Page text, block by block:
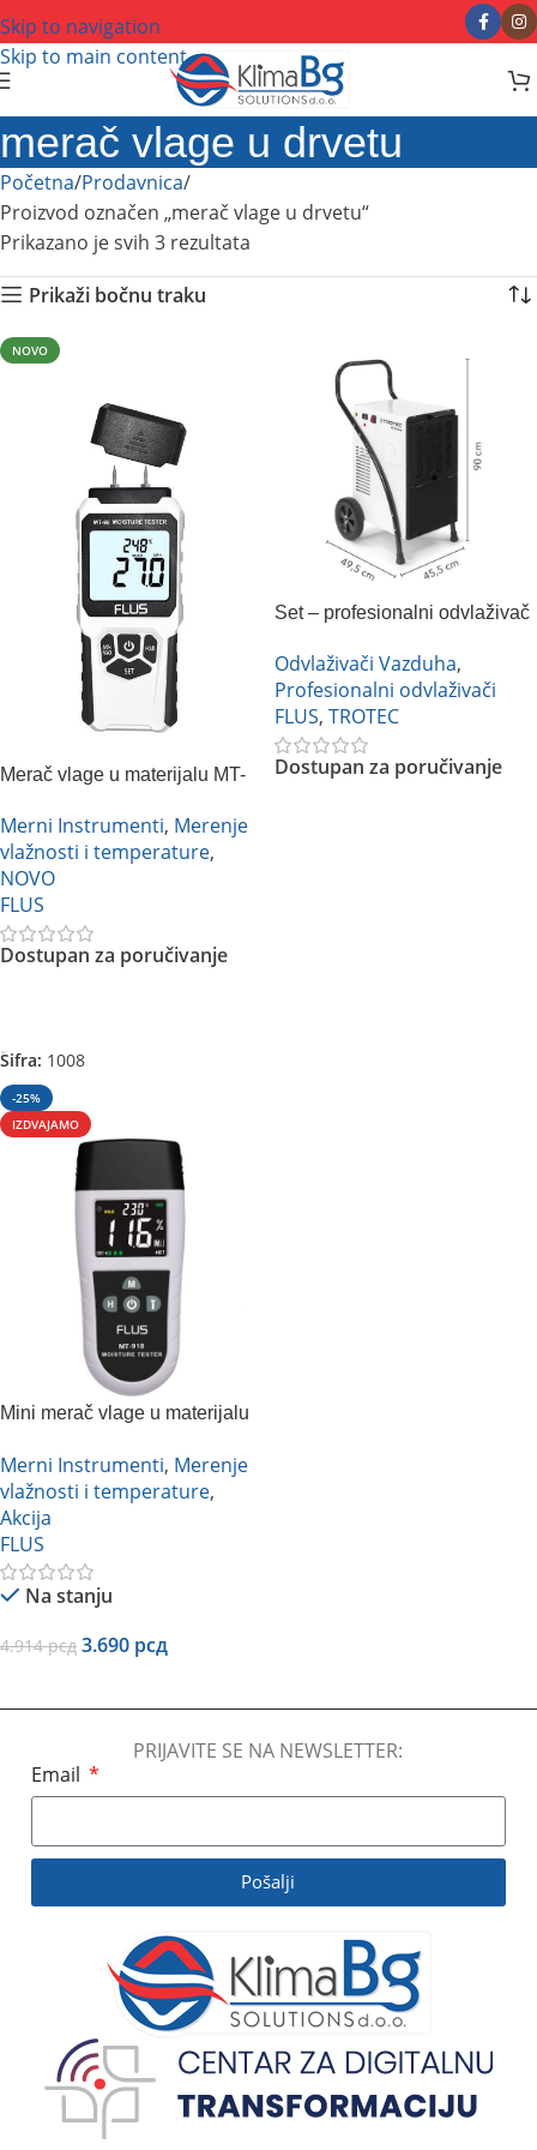
Skip to navigation
Skip to main content
merač vlage u drvetu
Početna Prodavnica
Proizvod označen „merač vlage u drvetu“
Prikazano je svih 3 rezultata
Prikaži bočnu traku
NOVO
Merač vlage u materijalu MT-
Merni Instrumenti, Merenje
vlažnosti i temperature,
NOVO
FLUS
Dostupan za poručivanje
Šifra: 1008
Set – profesionalni odvlaživač
+ mini merač vlage u
materijalu Flus MT-918
Odvlaživači Vazduha,
Profesionalni odvlaživači
FLUS, TROTEC
Dostupan za poručivanje
-25%
IZDVAJAMO
Mini merač vlage u materijalu
Merni Instrumenti, Merenje
vlažnosti i temperature,
Akcija
FLUS
Na stanju
4.914рсд 3.690 рсд
PRIJAVITE SE NA NEWSLETTER:
Email
Pošalji